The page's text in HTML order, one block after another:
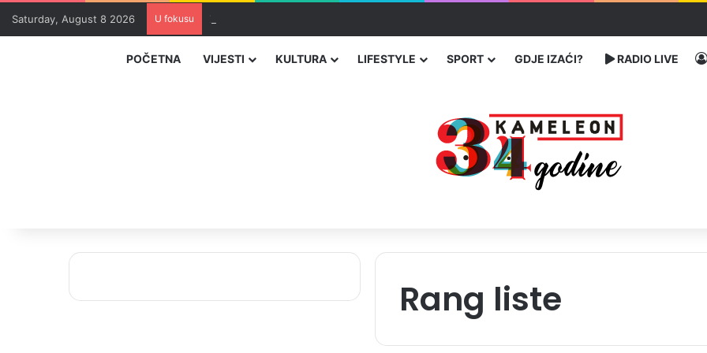
Saturday, August 8 2026 U fokusu
POČETNA VIJESTI KULTURA LIFESTYLE SPORT GDJE IZAĆI? RADIO LIVE
Rang liste